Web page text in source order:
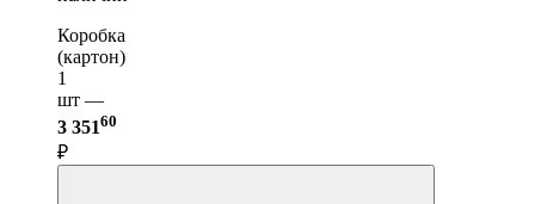
Коробка
(картон)
1
шт —
3 35160
₽